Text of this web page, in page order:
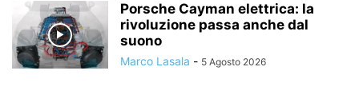
Porsche Cayman elettrica: la
rivoluzione passa anche dal
suono
Marco Lasala - 5 Agosto 2026